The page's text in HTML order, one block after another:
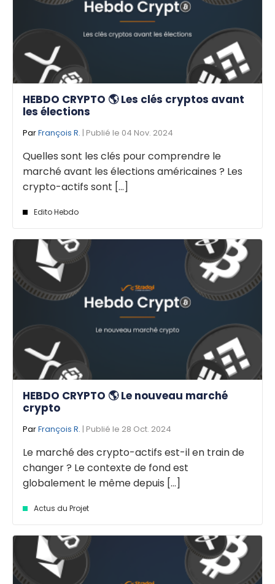
HEBDO CRYPTO 🌎 Les clés cryptos avant
les élections
ParFrançois R. | Publié le 04 Nov. 2024
Quelles sont les clés pour comprendre le
marché avant les élections américaines ? Les
crypto-actifs sont [...]
Edito Hebdo
HEBDO CRYPTO 🌎 Le nouveau marché
crypto
ParFrançois R. | Publié le 28 Oct. 2024
Le marché des crypto-actifs est-il en train de
changer ? Le contexte de fond est
globalement le même depuis [...]
Actus du Projet